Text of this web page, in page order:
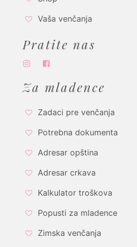
Vaša venčanja
Pratite nas
Za mladence
Zadaci pre venčanja
Potrebna dokumenta
Adresar opština
Adresar crkava
Kalkulator troškova
Popusti za mladence
Zimska venčanja